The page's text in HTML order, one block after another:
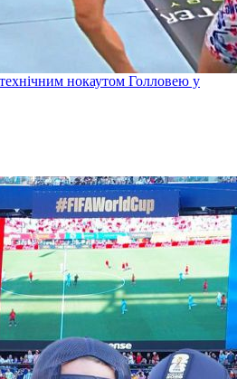
нокаутом Голловею у